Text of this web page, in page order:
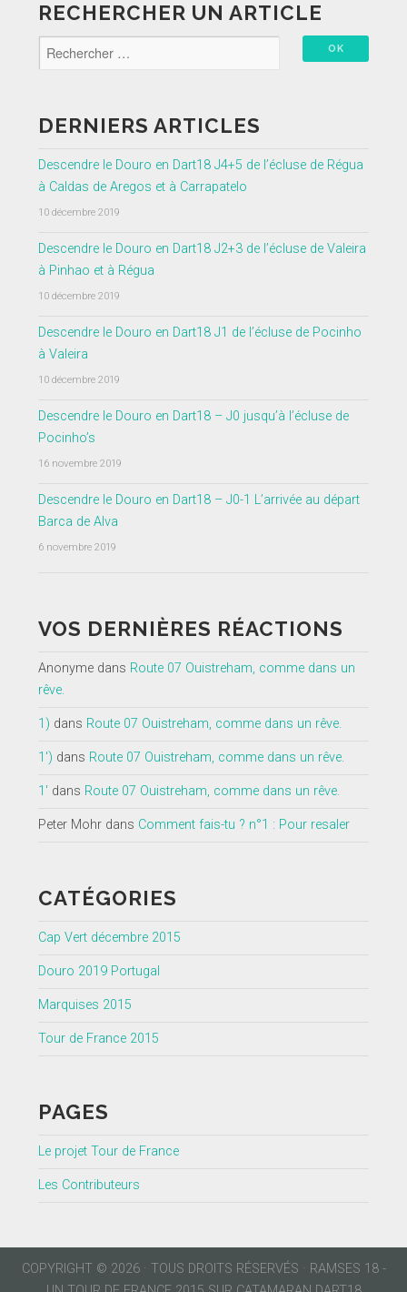
RECHERCHER UN ARTICLE
DERNIERS ARTICLES
Descendre le Douro en Dart18 J4+5 de l’écluse de Régua
à Caldas de Aregos et à Carrapatelo
10 décembre 2019
Descendre le Douro en Dart18 J2+3 de l’écluse de Valeira
à Pinhao et à Régua
10 décembre 2019
Descendre le Douro en Dart18 J1 de l’écluse de Pocinho
à Valeira
10 décembre 2019
Descendre le Douro en Dart18 – J0 jusqu’à l’écluse de
Pocinho’s
16 novembre 2019
Descendre le Douro en Dart18 – J0-1 L’arrivée au départ
Barca de Alva
6 novembre 2019
VOS DERNIÈRES RÉACTIONS
Anonymedans Route 07 Ouistreham, comme dans un
rêve.
1) dans Route 07 Ouistreham, comme dans un rêve.
1') dans Route 07 Ouistreham, comme dans un rêve.
1' dans Route 07 Ouistreham, comme dans un rêve.
Peter Mohrdans Comment fais-tu ? n°1 : Pour resaler
CATÉGORIES
Cap Vert décembre 2015
Douro 2019 Portugal
Marquises 2015
Tour de France 2015
PAGES
Le projet Tour de France
Les Contributeurs
COPYRIGHT © 2026 · TOUS DROITS RÉSERVÉS · RAMSES 18 -